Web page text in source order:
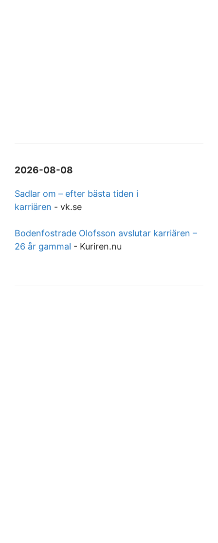
2026-08-08
Sadlar om – efter bästa tiden i
karriären - vk.se
Bodenfostrade Olofsson avslutar karriären –
26 år gammal - Kuriren.nu